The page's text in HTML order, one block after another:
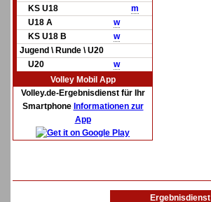
KS U18
m
U18 A
w
KS U18 B
w
Jugend \ Runde \ U20
U20
w
Volley Mobil App
Volley.de-Ergebnisdienst für Ihr
Smartphone Informationen zur
App
Ergebnisdienst